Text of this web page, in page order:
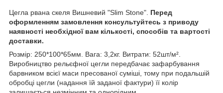
Цегла рвана скеля Вишневий "Slim Stone". Перед
оформленням замовлення консультуйтесь з приводу
наявності необхідної вам кількості, способів та вартості
доставки.
Розмір: 250*100*65мм. Вага: 3,2кг. Витрати: 52шт/м².
Виробництво рельєфної цегли передбачає зафарбування
барвником всієї маси пресованої суміші, тому при подальшій
обробці цегли (надання їй заданої фактури) її колір